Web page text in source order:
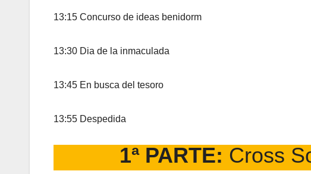
13:15 Concurso de ideas benidorm
13:30 Dia de la inmaculada
13:45 En busca del tesoro
13:55 Despedida
1ª PARTE: Cross